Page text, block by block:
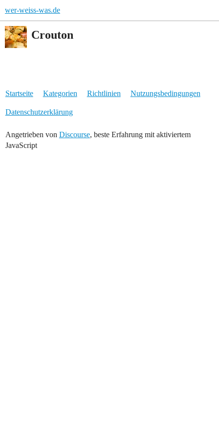
wer-weiss-was.de
Crouton
Startseite Kategorien Richtlinien Nutzungsbedingungen
Datenschutzerklärung
Angetrieben von Discourse, beste Erfahrung mit aktiviertem
JavaScript